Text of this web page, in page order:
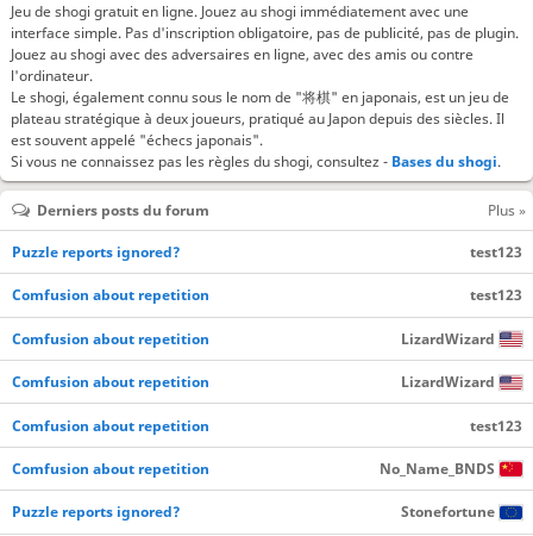
Jeu de shogi gratuit en ligne. Jouez au shogi immédiatement avec une
interface simple. Pas d'inscription obligatoire, pas de publicité, pas de plugin.
Jouez au shogi avec des adversaires en ligne, avec des amis ou contre
l'ordinateur.
Le shogi, également connu sous le nom de "将棋" en japonais, est un jeu de
plateau stratégique à deux joueurs, pratiqué au Japon depuis des siècles. Il
est souvent appelé "échecs japonais".
Si vous ne connaissez pas les règles du shogi, consultez - Bases du shogi.
Derniers posts du forum Plus »
Puzzle reports ignored? test123
Comfusion about repetition test123
Comfusion about repetition LizardWizard
Comfusion about repetition LizardWizard
Comfusion about repetition test123
Comfusion about repetition No_Name_BNDS
Puzzle reports ignored? Stonefortune